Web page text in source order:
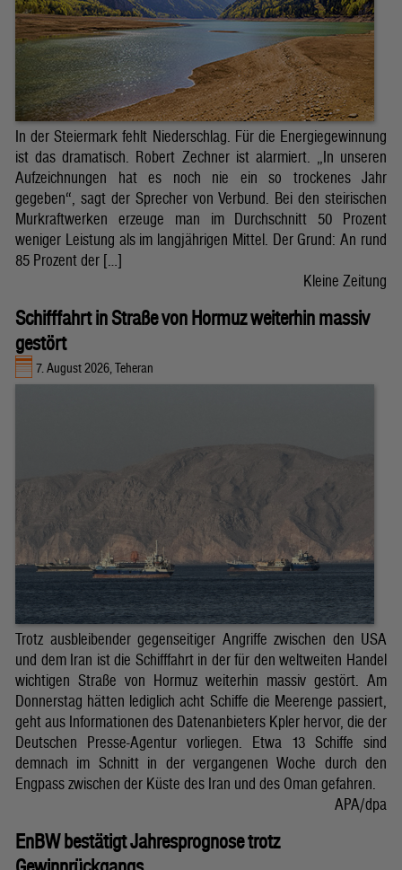
In der Steiermark fehlt Niederschlag. Für die Energiegewinnung
ist das dramatisch. Robert Zechner ist alarmiert. „In unseren
Aufzeichnungen hat es noch nie ein so trockenes Jahr
gegeben“, sagt der Sprecher von Verbund. Bei den steirischen
Murkraftwerken erzeuge man im Durchschnitt 50 Prozent
weniger Leistung als im langjährigen Mittel. Der Grund: An rund
85 Prozent der […]
Kleine Zeitung
Schifffahrt in Straße von Hormuz weiterhin massiv
gestört
7. August 2026, Teheran
Trotz ausbleibender gegenseitiger Angriffe zwischen den USA
und dem Iran ist die Schifffahrt in der für den weltweiten Handel
wichtigen Straße von Hormuz weiterhin massiv gestört. Am
Donnerstag hätten lediglich acht Schiffe die Meerenge passiert,
geht aus Informationen des Datenanbieters Kpler hervor, die der
Deutschen Presse-Agentur vorliegen. Etwa 13 Schiffe sind
demnach im Schnitt in der vergangenen Woche durch den
Engpass zwischen der Küste des Iran und des Oman gefahren.
APA/dpa
EnBW bestätigt Jahresprognose trotz